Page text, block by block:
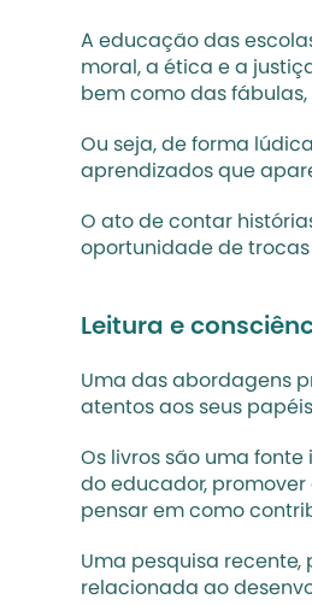
A educação das
moral, a ética e a
bem como das
Ou seja, de forma
aprendizados que
O ato de contar
oportunidade de
Leitura e
Uma das abordagens
atentos aos seus
Os livros são uma
do educador,
pensar em como
Uma pesquisa recente,
relacionada ao